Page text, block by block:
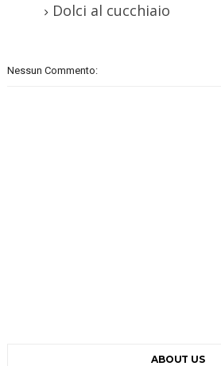
Dolci al cucchiaio
Nessun Commento:
ABOUT US